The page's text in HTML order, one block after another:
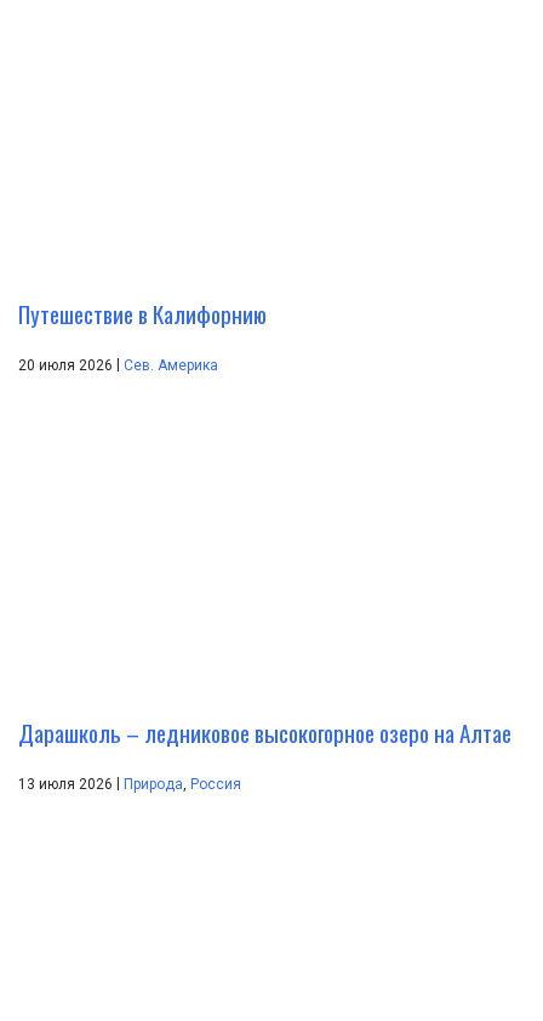
Путешествие в Калифорнию
20 июля 2026 | Сев. Америка
Дарашколь – ледниковое высокогорное озеро на Алтае
13 июля 2026 Природа, Россия